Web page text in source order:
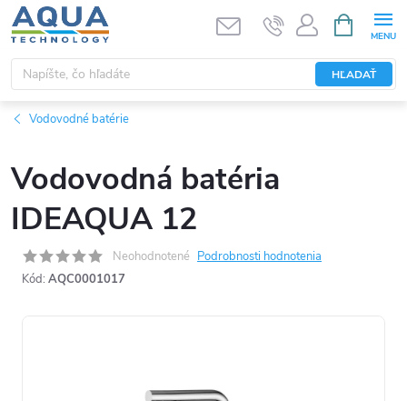
Prejsť
na
obsah
HĽADAŤ
KOŠÍK
Vodovodné batérie
Vodovodná batéria
IDEAQUA 12
Neohodnotené Podrobnosti hodnotenia
Kód: AQC0001017